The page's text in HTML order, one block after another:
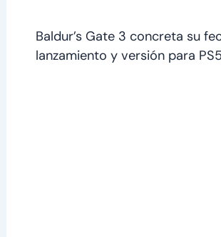
Baldur’s Gate 3 concreta su
lanzamiento y versión para PS5